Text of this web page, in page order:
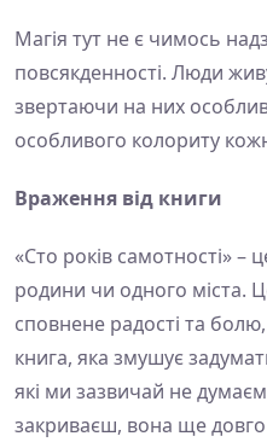
Магія тут не є чимось
повсякденності. Люди
звертаючи на них
особливого колориту
Враження від книги
«Сто років самотності» –
родини чи одного міста.
сповнене радості та
книга, яка змушує
які ми зазвичай не
закриваєш, вона ще